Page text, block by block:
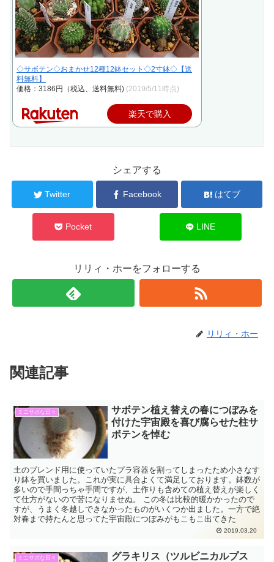
◇サボテン◇おまかせ12種12鉢セット◇2寸鉢◇【送
料無料】
価格：3186円（税込、送料無料) (2019/5/11時点)
楽天で購入
シェアする
Twitter Facebook はてブ
Pocket LINE
リリィ・ホーをフォローする
リリィ・ホー
関連記事
ミニサボな日々
サボテン植え替えの春につぼみを
付けた宇宙殿を喜び腐らせた柱サ
ボテンを悼む
土のブレンド用に使っていたプラ容器を割ってしまったため小さなす
り鉢を買いました。これが実に具合よくて満足しております。鉢数が
多いので手間っちゃ手間ですが、土作りも含めての植え替えが楽しく
て仕方がないので苦になりませぬ。 この冬は比較的暖かかったので
すが、うまく冬越しできなかったものがいくつか出ました。一方で絶
対春まで持たんと思ってた宇宙殿につぼみがもこもこ出てきた
2019.03.20
ミニサボな日々
グラキリス（ツルビニカルプス